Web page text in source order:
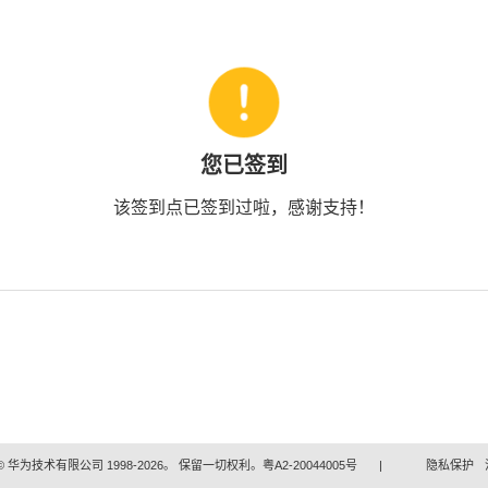
您已签到
该签到点已签到过啦，感谢支持！
华为技术有限公司 1998-2026。 保留一切权利。粤A2-20044005号 | 隐私保护